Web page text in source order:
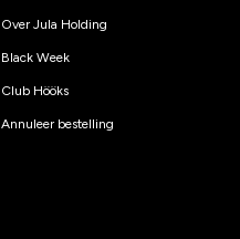
Over Jula Holding
Black Week
Club Hööks
Annuleer bestelling